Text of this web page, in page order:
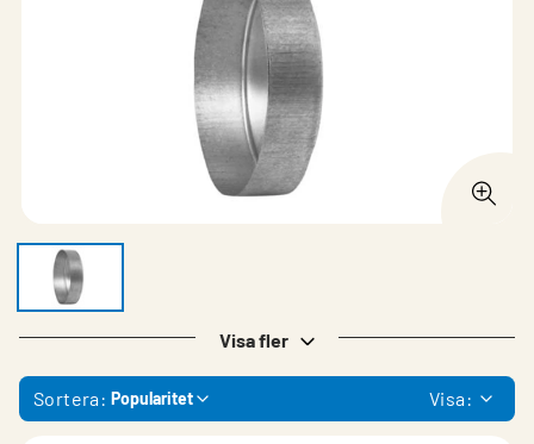
Visa fler
Sortera: Popularitet Visa: